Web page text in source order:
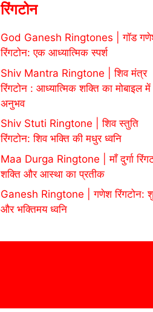
रिंगटोन
God Ganesh Ringtones | गॉड
रिंगटोन: एक आध्यात्मिक स्पर्श
Shiv Mantra Ringtone | शिव मंत्र
रिंगटोन : आध्यात्मिक शक्ति का मोबाइल में
अनुभव
Shiv Stuti Ringtone | शिव स्तुति
रिंगटोन: शिव भक्ति की मधुर ध्वनि
Maa Durga Ringtone | माँ दुर्गा
शक्ति और आस्था का प्रतीक
Ganesh Ringtone | गणेश रिंगटोन:
और भक्तिमय ध्वनि